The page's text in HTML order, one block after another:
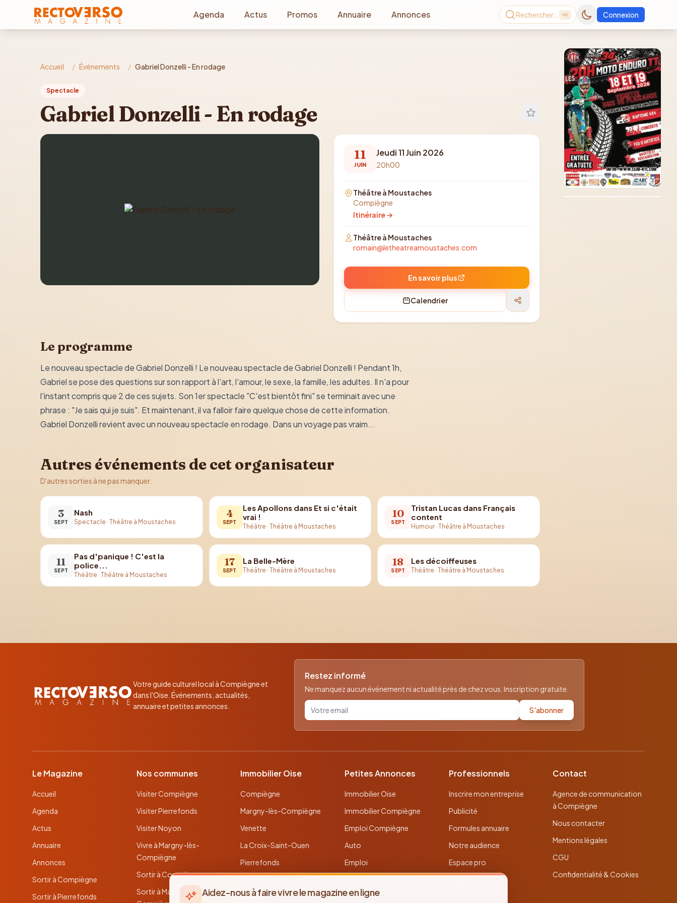
Aller au contenu principal
Agenda
Actus Promos Annuaire Annonces Rechercher… ⌘K Connexion
Accueil / Événements / Gabriel Donzelli - En rodage
Spectacle
Gabriel Donzelli - En rodage
11
JUIN
Jeudi 11 Juin 2026
20h00
Théâtre à Moustaches
Compiègne
Itinéraire →
Théâtre à Moustaches
romain@letheatreamoustaches.com
En savoir plus
Calendrier
Le programme
Le nouveau spectacle de Gabriel Donzelli ! Le nouveau spectacle de Gabriel Donzelli ! Pendant 1h,
Gabriel se pose des questions sur son rapport à l'art, l'amour, le sexe, la famille, les adultes. Il n'a pour
l'instant compris que 2 de ces sujets. Son 1er spectacle "C'est bientôt fini" se terminait avec une
phrase : "Je sais qui je suis". Et maintenant, il va falloir faire quelque chose de cette information.
Gabriel Donzelli revient avec un nouveau spectacle en rodage. Dans un voyage pas vraim...
Autres événements de cet organisateur
D'autres sorties à ne pas manquer.
3
SEPT
Nash
Spectacle · Théâtre à Moustaches
4
SEPT
Les Apollons dans Et si c'était
vrai !
Théâtre · Théâtre à Moustaches
10
SEPT
Tristan Lucas dans Français
content
Humour ·Théâtre à Moustaches
11
SEPT
Pas d'panique ! C'est la
police...
Théâtre · Théâtre à Moustaches
17
SEPT
La Belle-Mère
Théâtre · Théâtre à Moustaches
18
SEPT
Les décoiffeuses
Théâtre ·Théâtre à Moustaches
Consultez le dernier
magazine en ligne
Août2026
Votre guide culturel local à Compiègne et
dans l'Oise. Événements, actualités,
annuaire et petites annonces.
Restez informé
Ne manquez aucun événement ni actualité près de chez vous. Inscription gratuite.
Votre email pour la newsletter S'abonner
Le Magazine
Accueil
Agenda
Actus
Annuaire
Annonces
Sortir à Compiègne
Sortir à Pierrefonds
Nos communes
Visiter Compiègne
Visiter Pierrefonds
Visiter Noyon
Vivre à Margny-lès-
Compiègne
Sortir à Compiègne
Sortir à Margny-lès-
Immobilier Oise
Compiègne
Margny-lès-Compiègne
Venette
La Croix-Saint-Ouen
Pierrefonds
Noyon
Petites Annonces
Immobilier Oise
Immobilier Compiègne
Emploi Compiègne
Auto
Emploi
Toutes les annonces
Professionnels
Inscrire mon entreprise
Publicité
Formules annuaire
Notre audience
Espace pro
Contact
Agence de communication
à Compiègne
Nous contacter
Mentions légales
CGU
Confidentialité & Cookies
Aidez-nous à faire vivre le magazine en ligne